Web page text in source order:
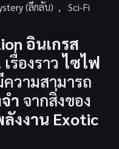
(ลึกลับ) ,
Sci-Fi
อินเกรส
รื่องราวไซไฟ
วามสามารถ
ำ จากสิ่งของ
งงาน Exotic